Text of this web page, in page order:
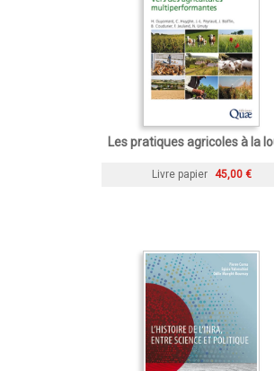
Les pratiques agricoles à la
Livre papier 45,00 €